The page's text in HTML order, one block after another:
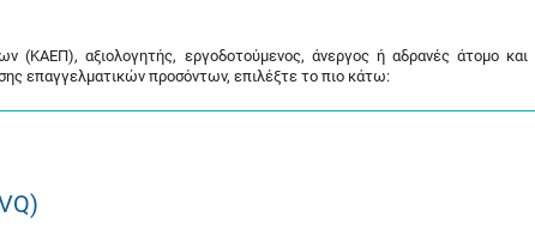
(ΚΑΕΠ), αξιολογητής, εργοδοτούμενος, άνεργος ή αδρανές άτομο και
επαγγελματικών προσόντων, επιλέξτε το πιο κάτω: